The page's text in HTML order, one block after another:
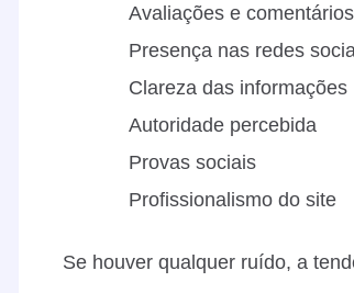
Avaliações e comentários
Presença nas redes
Clareza das informações
Autoridade percebida
Provas sociais
Profissionalismo do site
Se houver qualquer ruído, a